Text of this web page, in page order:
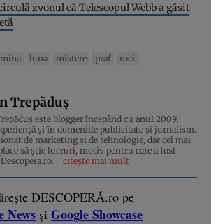
zvonul că Telescopul Webb a găsit
luna mistere praf roci
Trepăduș
este blogger începând cu anul 2009,
și în domeniile publicitate și jurnalism.
de marketing și de tehnologie, dar cel mai
să știe lucruri, motiv pentru care a fost
citește mai mult
DESCOPERĂ.ro pe
News și Google Showcase